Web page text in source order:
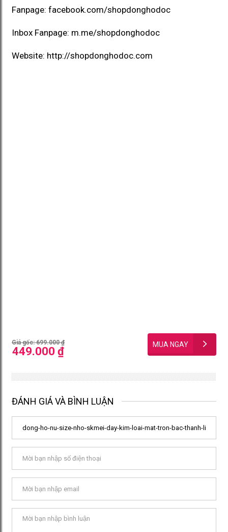
Fanpage: facebook.com/shopdonghodoc
Inbox Fanpage: m.me/shopdonghodoc
Website: http://shopdonghodoc.com
Giá gốc: 699.000 ₫
449.000 ₫
ĐÁNH GIÁ VÀ BÌNH LUẬN